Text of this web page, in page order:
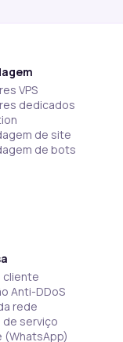
VPS
dedicados
de site
de bots
cliente
Anti-DDoS
rede
de serviço
(WhatsApp)